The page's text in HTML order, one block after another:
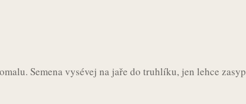
Semena vysévej na jaře do truhlíku, jen lehce zasyp